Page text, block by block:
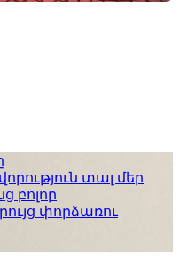
տալ մեր
բոլոր
փորձառու